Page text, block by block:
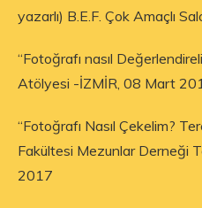
yazarlı) B.E.F. Çok Amaçlı
“Fotoğrafı nasıl
Atölyesi -İZMİR, 08 Mart
“Fotoğrafı Nasıl Çekelim?
Fakültesi Mezunlar Derneği
2017